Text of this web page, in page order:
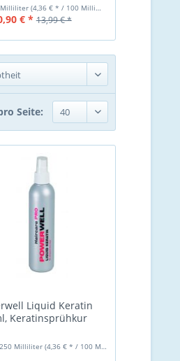
(4,36 € * / 100 Milliliter)
€ * 13,99 € *
Seite:
Liquid Keratin
Keratinsprühkur
250 Milliliter (4,36 € * / 100 Milliliter)